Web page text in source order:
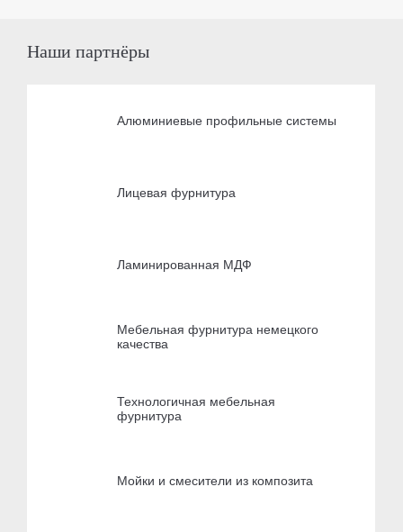
Наши партнёры
Алюминиевые профильные системы
Лицевая фурнитура
Ламинированная МДФ
Мебельная фурнитура немецкого
качества
Технологичная мебельная
фурнитура
Мойки и смесители из композита